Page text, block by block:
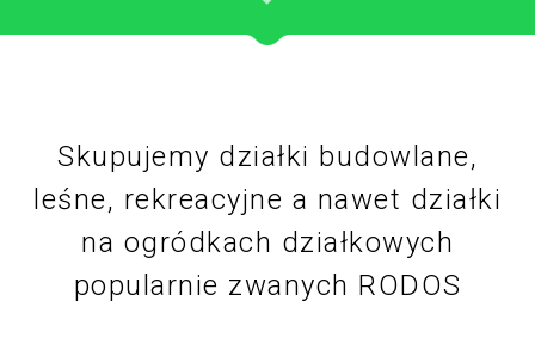
Skupujemy działki budowlane,
leśne, rekreacyjne a nawet działki
na ogródkach działkowych
popularnie zwanych RODOS